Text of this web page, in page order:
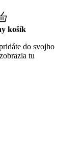
košík
do svojho
tu